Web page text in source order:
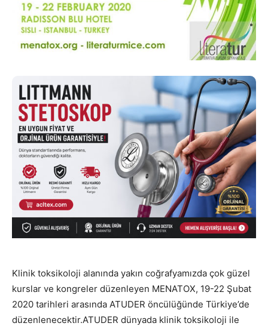
Klinik toksikoloji alanında yakın coğrafyamızda çok güzel
kurslar ve kongreler düzenleyen MENATOX, 19-22 Şubat
2020 tarihleri arasında ATUDER öncülüğünde Türkiye’de
düzenlenecektir.ATUDER dünyada klinik toksikoloji ile